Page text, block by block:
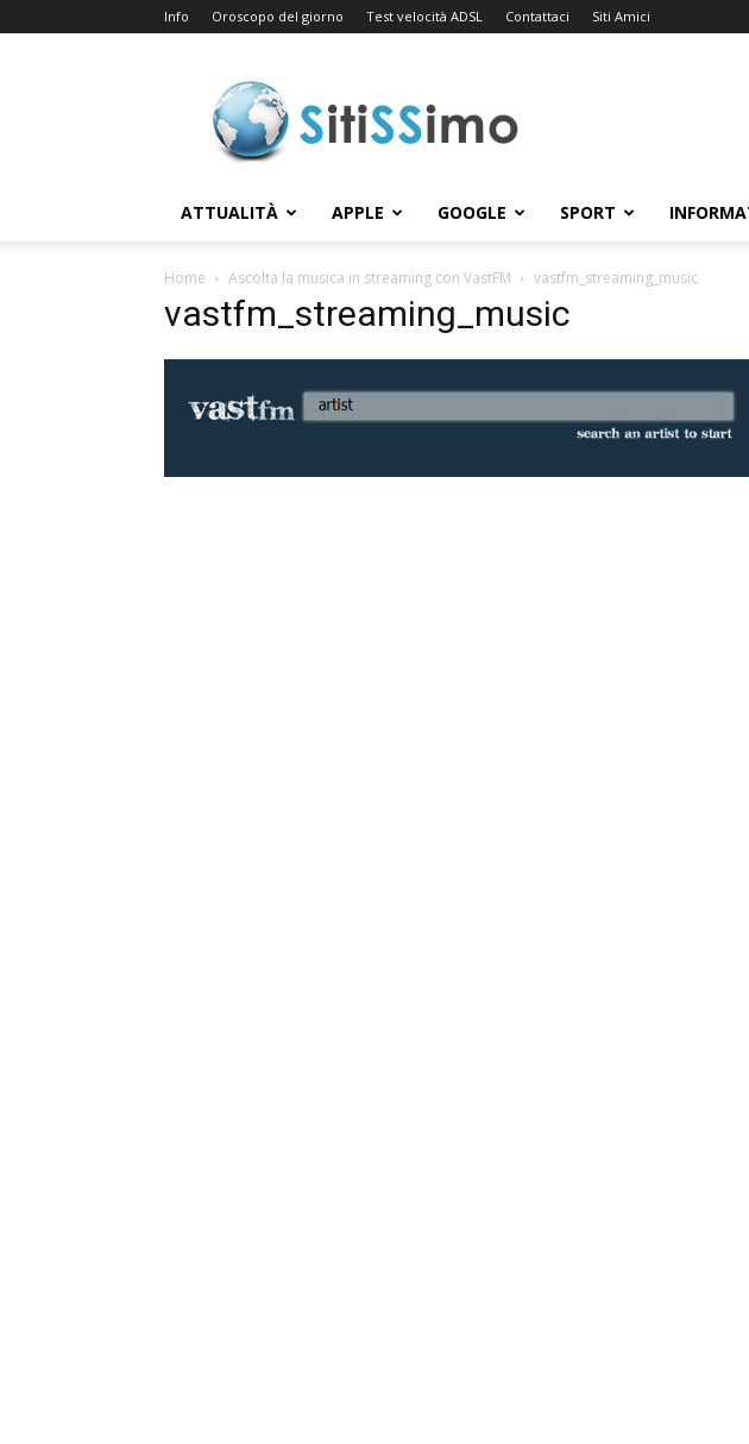
Info Oroscopo del giorno Test velocità ADSL Contattaci Siti Amici
ATTUALITÀ APPLE GOOGLE SPORT
Home Ascolta la musica in streaming con VastFM vastfm_streaming_music
vastfm_streaming_music